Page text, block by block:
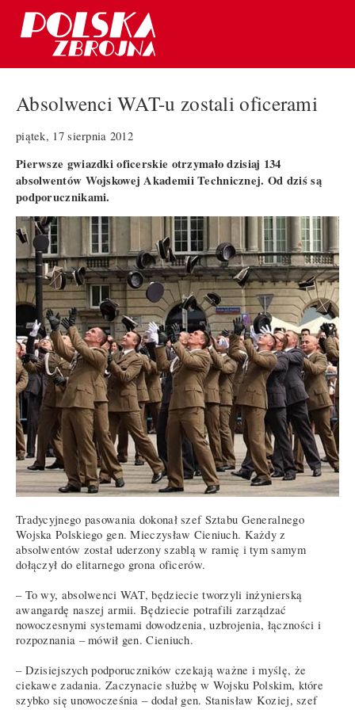
Absolwenci WAT-u zostali oficerami
piątek, 17 sierpnia 2012
Pierwsze gwiazdki oficerskie otrzymało dzisiaj 134
absolwentów Wojskowej Akademii Technicznej. Od dziś są
podporucznikami.
Tradycyjnego pasowania dokonał szef Sztabu Generalnego
Wojska Polskiego gen. Mieczysław Cieniuch. Każdy z
absolwentów został uderzony szablą w ramię i tym samym
dołączył do elitarnego grona oficerów.
– To wy, absolwenci WAT, będziecie tworzyli inżynierską
awangardę naszej armii. Będziecie potrafili zarządzać
nowoczesnymi systemami dowodzenia, uzbrojenia, łączności i
rozpoznania – mówił gen. Cieniuch.
– Dzisiejszych podporuczników czekają ważne i myślę, że
ciekawe zadania. Zaczynacie służbę w Wojsku Polskim, które
szybko się unowocześnia – dodał gen. Stanisław Koziej, szef